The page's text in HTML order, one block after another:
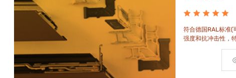
88平开窗是门窗技术新时代的门窗系统。可实现较
大的阳光进入并获得更多的太阳能，良好的操作及
可靠的功能。保养方便，牢固耐用。
宝贝详情
符合德国RAL标准(
强度和抗冲击性，
和刚性的要求。